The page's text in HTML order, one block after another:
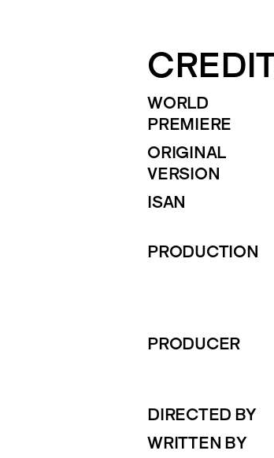
WORLD
PREMIERE
ORIGINAL
VERSION
ISAN
PRODUCTION
PRODUCER
DIRECTED BY
WRITTEN BY